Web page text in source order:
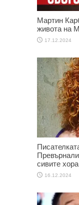
Мартин
живота на
17.12.2024
сивите хора
16.12.2024